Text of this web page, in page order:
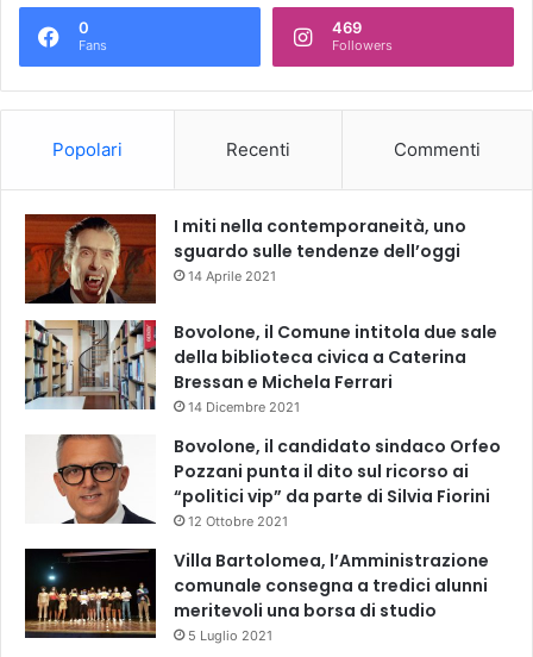
0
Fans
469
Followers
Popolari Recenti Commenti
I miti nella contemporaneità, uno
sguardo sulle tendenze dell’oggi
14 Aprile 2021
Bovolone, il Comune intitola due sale
della biblioteca civica a Caterina
Bressan e Michela Ferrari
14 Dicembre 2021
Bovolone, il candidato sindaco Orfeo
Pozzani punta il dito sul ricorso ai
“politici vip” da parte di Silvia Fiorini
12 Ottobre 2021
Villa Bartolomea, l’Amministrazione
comunale consegna a tredici alunni
meritevoli una borsa di studio
5 Luglio 2021